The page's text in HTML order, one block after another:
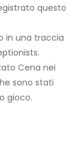
questo
in una traccia
Cena nei
sono stati
gioco.